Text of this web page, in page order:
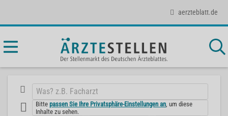
aerzteblatt.de
Bittepassen Sie Ihre Privatsphäre-Einstellungen an , um diese
Inhalte zu sehen.